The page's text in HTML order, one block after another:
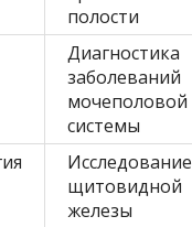
полости
Диагностика
заболеваний
мочеполовой
системы
Исследование
щитовидной
железы